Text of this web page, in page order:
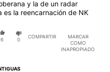
y la de un radar
es la reencarnación de NK
6 0
COMPARTIR
MARCAR
COMO
INAPROPIADO